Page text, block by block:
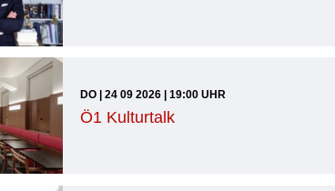
DO | 24 09 2026 | 19:00 UHR
Ö1 Kulturtalk